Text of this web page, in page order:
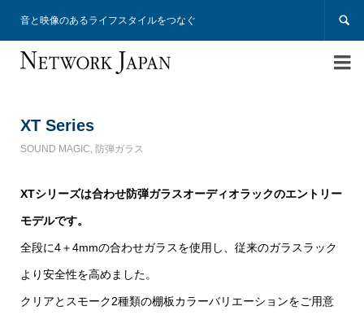
音と映像のあるライフスタイルをつなぐ 

XT Series
SOUND MAGIC, 防弾ガラス
XTシリーズは合わせ防弾ガラスオーディオラックのエントリー
モデルです。
全段に4＋4mmの合わせガラスを使用し、従来のガラスラック
より安全性を高めました。
クリアとスモーク2種類の棚板カラーバリエーションをご用意